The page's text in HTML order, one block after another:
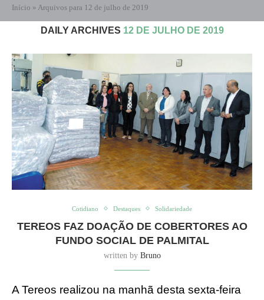
Início » Arquivos para 12 de julho de 2019
DAILY ARCHIVES 12 DE JULHO DE 2019
Cotidiano Destaques Solidariedade
TEREOS FAZ DOAÇÃO DE COBERTORES AO
FUNDO SOCIAL DE PALMITAL
written by Bruno
A Tereos realizou na manhã desta sexta-feira